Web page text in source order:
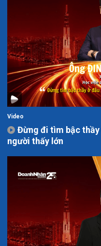
Video
Đừng đi tìm bậc thầy
người thấy lớn